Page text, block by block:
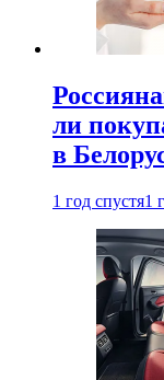
ли
в
1 год спустя1